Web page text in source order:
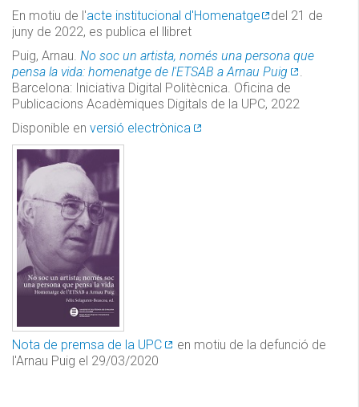
En motiu de l'acte institucional d'Homenatge del 21 de
juny de 2022, es publica el llibret
Puig, Arnau. No soc un artista, només una persona que
pensa la vida: homenatge de l'ETSAB a Arnau Puig
Barcelona: Iniciativa Digital Politècnica. Oficina de
Publicacions Acadèmiques Digitals de la UPC, 2022
Disponible en versió electrònica
Nota de premsa de la UPC
en motiu de la defunció de
l'Arnau Puig el 29/03/2020